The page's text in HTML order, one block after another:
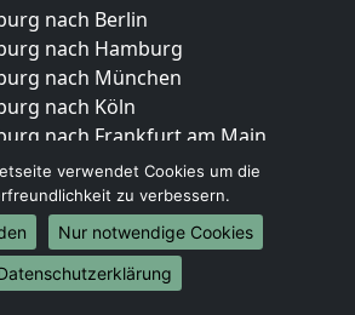
nach Berlin
nach Hamburg
nach München
nach Köln
nach Frankfurt am Main
nach Stuttgart
nach Düsseldorf
nach Leipzig
nach Dortmund
nach Essen
verwendet Cookies um die
zu verbessern.
Nur notwendige Cookies